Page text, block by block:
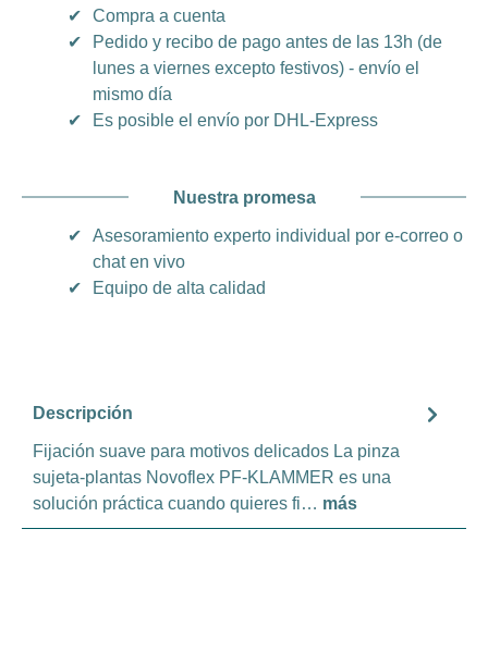
✔
Compra a cuenta
✔
Pedido y recibo de pago antes de las 13h (de
lunes a viernes excepto festivos) - envío el
mismo día
✔
Es posible el envío por DHL-Express
Nuestra promesa
✔
Asesoramiento experto individual por e-correo o
chat en vivo
✔
Equipo de alta calidad
Descripción
Fijación suave para motivos delicados La pinza
sujeta-plantas Novoflex PF-KLAMMER es una
solución práctica cuando quieres fi… más